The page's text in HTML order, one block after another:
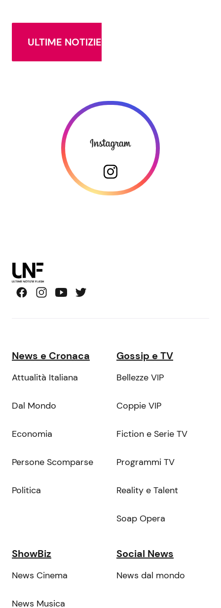
ULTIME NOTIZIE
News e Cronaca
Attualità Italiana
Dal Mondo
Economia
Persone Scomparse
Politica
Gossip e TV
Bellezze VIP
Coppie VIP
Fiction e Serie TV
Programmi TV
Reality e Talent
Soap Opera
ShowBiz
News Cinema
News Musica
Social News
News dal mondo